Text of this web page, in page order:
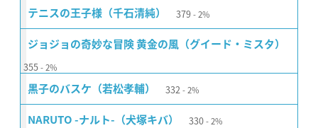
テニスの王子様（千石清純） 379 2%
ジョジョの奇妙な冒険 黄金の風（グイード・ミスタ）
355 2%
黒子のバスケ（若松孝輔） 332 2%
NARUTO -ナルト-（犬塚キバ） 330 2%